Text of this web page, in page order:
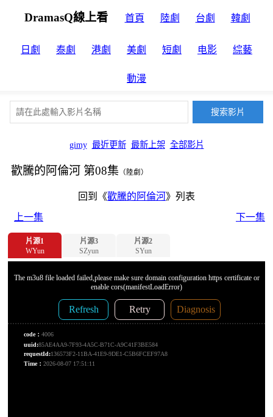
DramasQ線上看 首頁 陸劇 台劇 韓劇
日劇 泰劇 港劇 美劇 短劇 电影 綜藝
動漫
gimy 最近更新 最新上架 全部影片
歡騰的阿倫河 第08集 （陸劇）
回到《歡騰的阿倫河》列表
上一集
下一集
片源1
WYun
片源3
SZyun
片源2
SYun